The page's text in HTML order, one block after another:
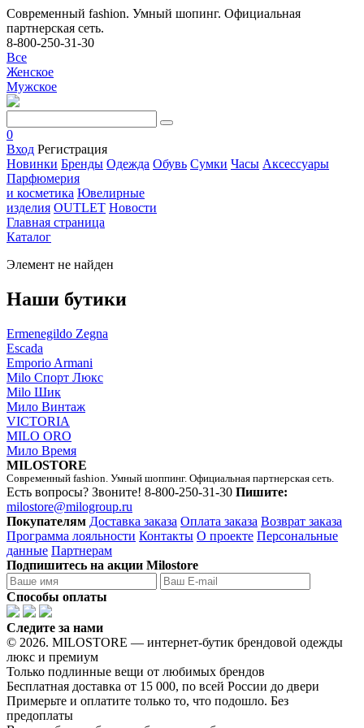
Современный fashion. Умный шопинг. Официальная
партнерская сеть.
8-800-250-31-30
Все
Женское
Мужское
0
Вход Регистрация
Новинки Бренды Одежда Обувь Сумки Часы Аксессуары
Парфюмерия
и косметика Ювелирные
изделия OUTLET Новости
Главная страница
Каталог
Элемент не найден
Наши бутики
Ermenegildo Zegna
Escada
Emporio Armani
Milo Спорт Люкс
Milo Шик
Мило Винтаж
VICTORIA
MILO ORO
Мило Время
MILOSTORE
Современный fashion. Умный шоппинг. Официальная партнерская сеть.
Есть вопросы? Звоните! 8-800-250-31-30 Пишите:
milostore@milogroup.ru
Покупателям Доставка заказа Оплата заказа Возврат заказа
Программа лояльности Контакты О проекте Персональные
данные Партнерам
Подпишитесь на акции Milostore
Способы оплаты
Следите за нами
© 2026. MILOSTORE — интернет-бутик брендовой одежды
люкс и премиум
Только подлинные вещи от любимых брендов
Бесплатная доставка от 15 000, по всей России до двери
Примерьте и оплатите только то, что подошло. Без
предоплаты